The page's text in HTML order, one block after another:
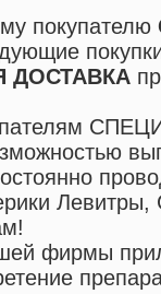
покупателю
ДОСТАВКА
фирмы